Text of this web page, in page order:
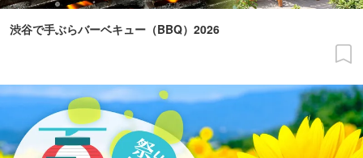
渋谷で手ぶらバーベキュー（BBQ）2026